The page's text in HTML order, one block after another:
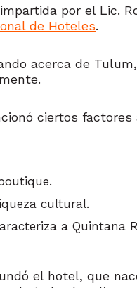
por el Lic.
de Hoteles.
acerca de
ciertos
cultural.
a Quintana
el hotel, que